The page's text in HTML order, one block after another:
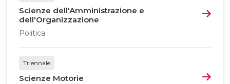
Scienze dell'Amministrazione e
dell'Organizzazione
Politica
Triennale
Scienze Motorie